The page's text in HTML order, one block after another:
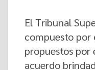
El Tribunal
compuesto por
propuestos por
acuerdo